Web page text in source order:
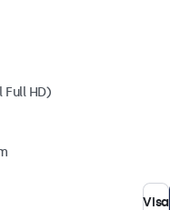
HD)
Visa